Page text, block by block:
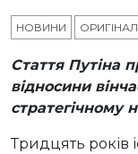
НОВИНИ ОРИГІНАЛ
Стаття Путіна
відносини
стратегічному
Тридцять років